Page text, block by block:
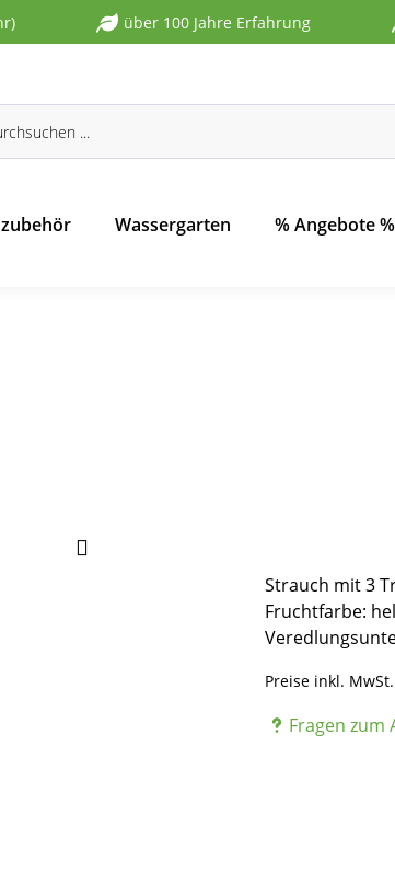
über 100 Jahre Erfahrung
Wassergarten % Angebote %
Strauch mit 3
Fruchtfarbe:
Preise inkl.
Fragen zum